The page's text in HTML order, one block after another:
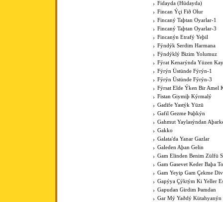
Fidayda (Hüdayda)
Fincan Ýçi Fið Olur
Fincaný Taþtan Oyarlar-1
Fincaný Taþtan Oyarlar-3
Fincanýn Etrafý Yeþil
Fýndýk Serdim Harmana
Fýndýklý Bizim Yolumuz
Fýrat Kenarýnda Yüzen
Fýrýn Üstünde Fýrýn-1
Fýrýn Üstünde Fýrýn-3
Fýrsat Elde Ýken Bir Amel
Fistan Giymiþ Kýrmalý
Gadife Yastýk Yüzü
Gafil Gezme Þaþkýn
Gahmut Yaylasýndan
Gakko
Galata'da Yanar Gazlar
Galeden Aþan Gelin
Gam Elinden Benim Zülfü
Gam Gasevet Keder Baþa
Gam Yeyip Gam Çekme
Gapýya Çýktým Ki Yeller
Gapudan Girdim Þamdan
Gar Mý Yaðdý Kütahyanýn